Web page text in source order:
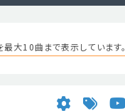
大10曲まで表示しています。